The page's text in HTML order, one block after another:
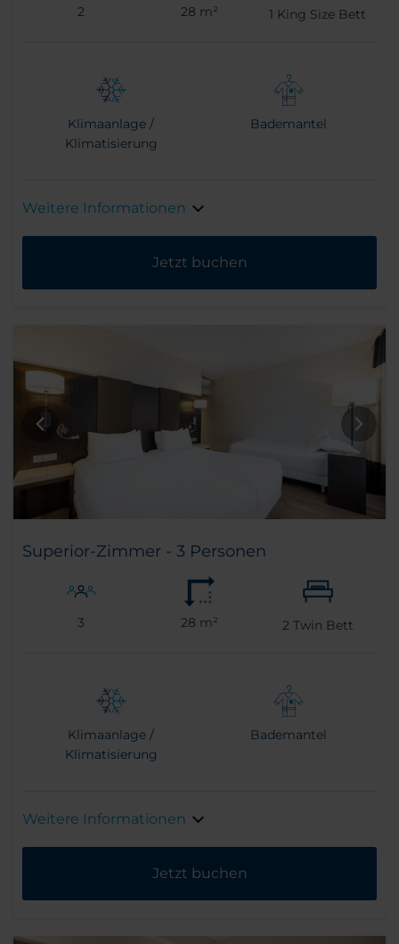
2 28 m² 1 King Size Bett
Klimaanlage /
Klimatisierung
Bademantel
Weitere Informationen
Jetzt buchen
Superior-Zimmer - 3 Personen
3 28 m² 2 Twin Bett
Klimaanlage /
Klimatisierung
Bademantel
Weitere Informationen
Jetzt buchen